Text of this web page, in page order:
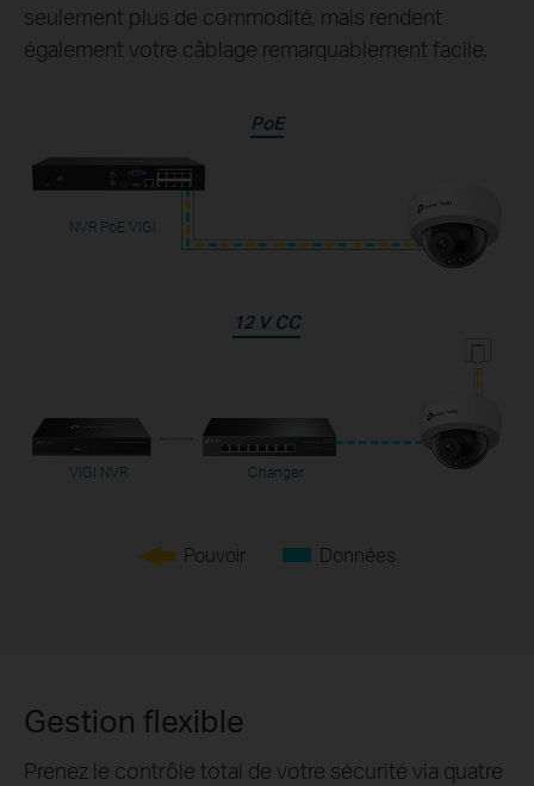
seulement plus de commodité, mais rendent
également votre câblage remarquablement facile.
PoE
NVR PoE VIGI
12 V CC
VIGI NVR Changer
Pouvoir Données
Gestion flexible
Prenez le contrôle total de votre sécurité via quatre